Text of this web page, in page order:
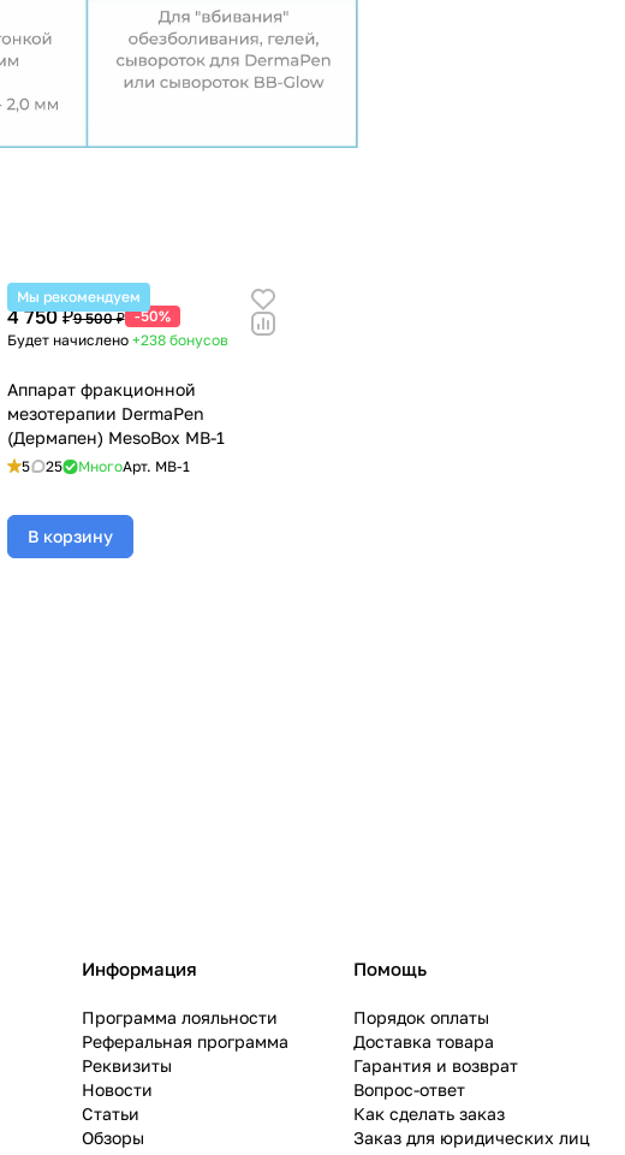
Мы рекомендуем
4 750 ₽9 500 ₽ -50%
Будет начислено +238 бонусов
Аппарат фракционной
мезотерапии DermaPen
(Дермапен) MesoBox MB-1
5 25 МногоАрт. MB-1
В корзину
Информация
Программа лояльности
Реферальная программа
Реквизиты
Новости
Статьи
Обзоры
Помощь
Порядок оплаты
Доставка товара
Гарантия и возврат
Вопрос-ответ
Как сделать заказ
Заказ для юридических лиц